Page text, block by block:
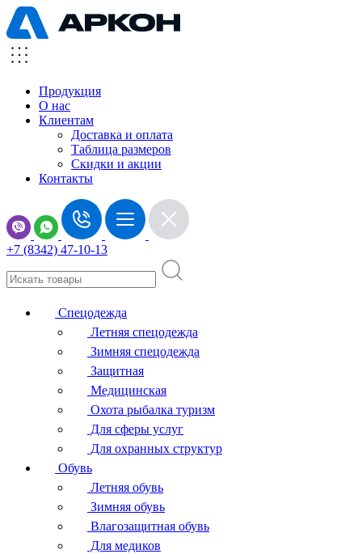
Продукция
О нас
Клиентам
Доставка и оплата
Таблица размеров
Скидки и акции
Контакты
+7 (8342) 47-10-13
Спецодежда
Летняя спецодежда
Зимняя спецодежда
Защитная
Медицинская
Охота рыбалка туризм
Для сферы услуг
Для охранных структур
Обувь
Летняя обувь
Зимняя обувь
Влагозащитная обувь
Для медиков